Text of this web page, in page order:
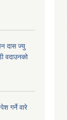
दास ज्यु
वदाउनको
गर्ने वारे